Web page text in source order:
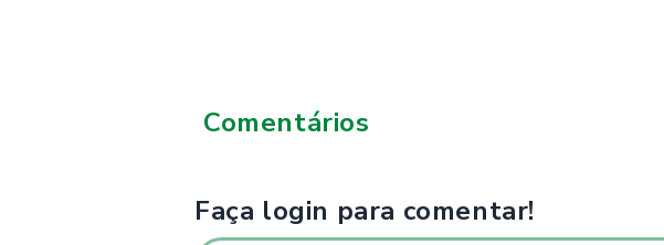
Comentários
Faça login para comentar!